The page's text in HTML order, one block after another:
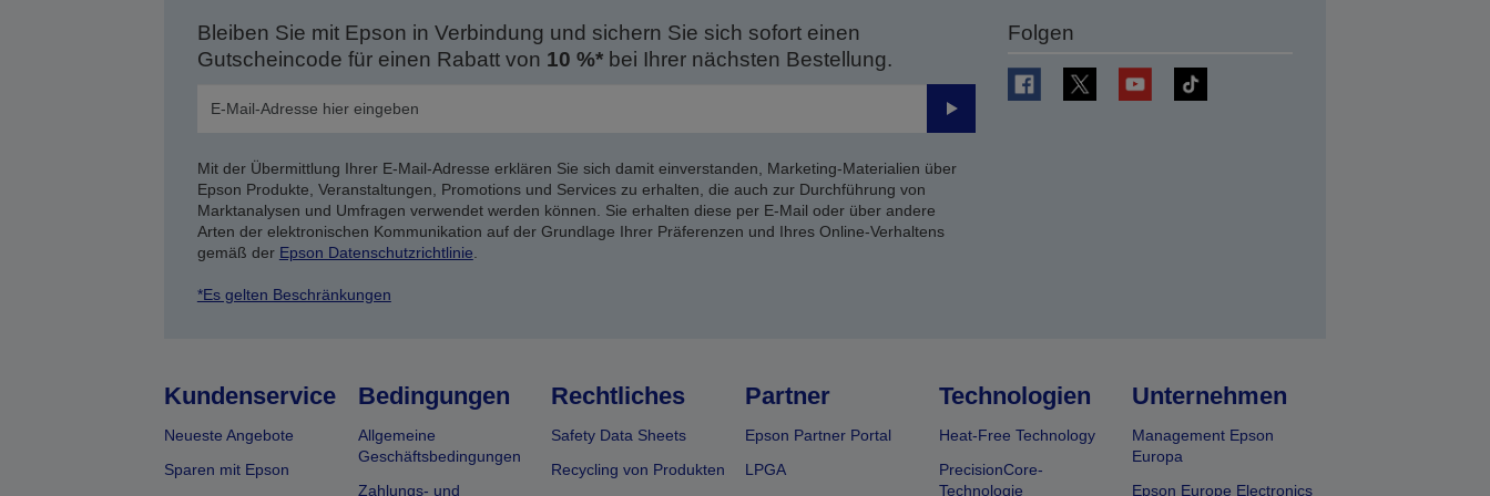
Bleiben Sie mit Epson in Verbindung und sichern Sie sich sofort einen
Gutscheincode für einen Rabatt von 10 %*bei Ihrer nächsten Bestellung.
Senden
Mit der Übermittlung Ihrer E-Mail-Adresse erklären Sie sich damit einverstanden, Marketing-Materialien über
Epson Produkte, Veranstaltungen, Promotions und Services zu erhalten, die auch zur Durchführung von
Marktanalysen und Umfragen verwendet werden können. Sie erhalten diese per E-Mail oder über andere
Arten der elektronischen Kommunikation auf der Grundlage Ihrer Präferenzen und Ihres Online-Verhaltens
gemäß der Epson Datenschutzrichtlinie.
*Es gelten Beschränkungen
Folgen
Kundenservice
Neueste Angebote
Sparen mit Epson
Bedingungen
Allgemeine
Geschäftsbedingungen
Zahlungs- und
Rechtliches
Safety Data Sheets
Recycling von Produkten
Partner
Epson Partner Portal
LPGA
Technologien
Heat-Free Technology
PrecisionCore-
Technologie
Unternehmen
Management Epson
Europa
Epson Europe Electronics